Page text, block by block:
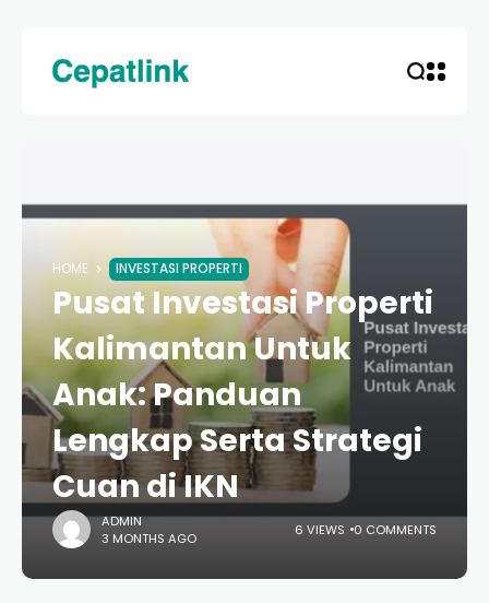
HOME INVESTASI PROPERTI
Pusat Investasi Properti
Kalimantan Untuk
Anak: Panduan
Lengkap Serta Strategi
Cuan di IKN
ADMIN
3 MONTHS AGO
6 VIEWS 0 COMMENTS